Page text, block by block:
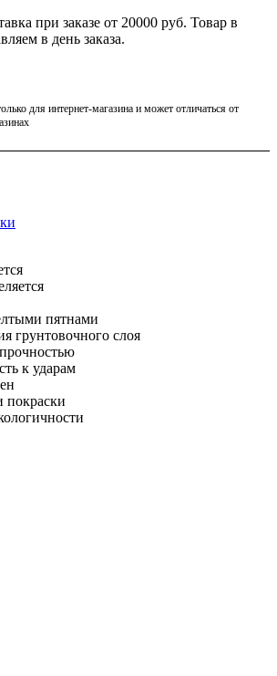
при заказе от 20000 руб. Товар в
в день заказа.
для интернет-магазина и может отличаться от
пятнами
грунтовочного слоя
к ударам
покраски